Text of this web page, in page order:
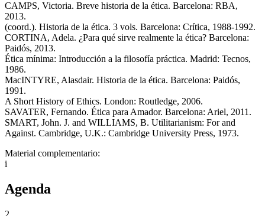
CAMPS, Victoria. Breve historia de la ética. Barcelona: RBA,
2013.
(coord.). Historia de la ética. 3 vols. Barcelona: Crítica, 1988-1992.
CORTINA, Adela. ¿Para qué sirve realmente la ética? Barcelona:
Paidós, 2013.
Ética mínima: Introducción a la filosofía práctica. Madrid: Tecnos,
1986.
MacINTYRE, Alasdair. Historia de la ética. Barcelona: Paidós,
1991.
A Short History of Ethics. London: Routledge, 2006.
SAVATER, Fernando. Ética para Amador. Barcelona: Ariel, 2011.
SMART, John. J. and WILLIAMS, B. Utilitarianism: For and
Against. Cambridge, U.K.: Cambridge University Press, 1973.
Material complementario:
i
Agenda
2